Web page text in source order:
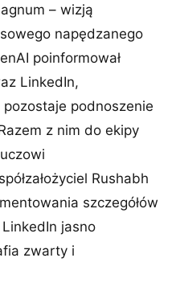
– wizją
napędzanego
poinformował
LinkedIn,
podnoszenie
z nim do ekipy
Rushabh
szczegółów
jasno
zwarty i